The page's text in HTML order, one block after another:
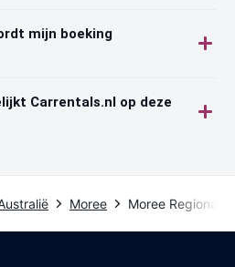
mijn boeking
Carrentals.nl op deze
Moree Moree Regional